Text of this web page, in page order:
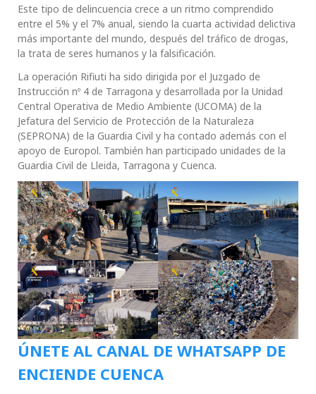
Este tipo de delincuencia crece a un ritmo comprendido
entre el 5% y el 7% anual, siendo la cuarta actividad delictiva
más importante del mundo, después del tráfico de drogas,
la trata de seres humanos y la falsificación.
La operación Rifiuti ha sido dirigida por el Juzgado de
Instrucción nº 4 de Tarragona y desarrollada por la Unidad
Central Operativa de Medio Ambiente (UCOMA) de la
Jefatura del Servicio de Protección de la Naturaleza
(SEPRONA) de la Guardia Civil y ha contado además con el
apoyo de Europol. También han participado unidades de la
Guardia Civil de Lleida, Tarragona y Cuenca.
ÚNETE AL CANAL DE WHATSAPP DE
ENCIENDE CUENCA